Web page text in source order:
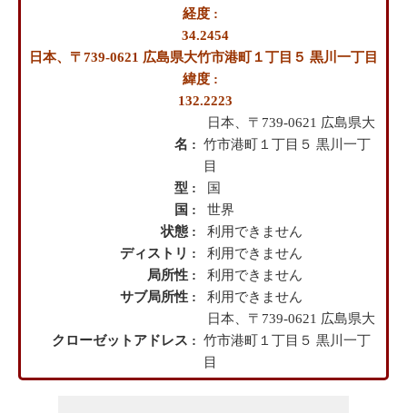
経度 :
34.2454
日本、〒739-0621 広島県大竹市港町１丁目５ 黒川一丁目
緯度 :
132.2223
名 :
日本、〒739-0621 広島県大
竹市港町１丁目５ 黒川一丁
目
型 :
国
国 :
世界
状態 :
利用できません
ディストリ :
利用できません
局所性 :
利用できません
サブ局所性 :
利用できません
クローゼットアドレス :
日本、〒739-0621 広島県大
竹市港町１丁目５ 黒川一丁
目